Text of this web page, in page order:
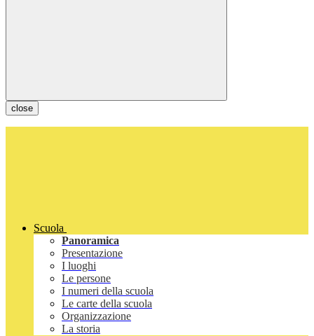
close
Scuola
Panoramica
Presentazione
I luoghi
Le persone
I numeri della scuola
Le carte della scuola
Organizzazione
La storia